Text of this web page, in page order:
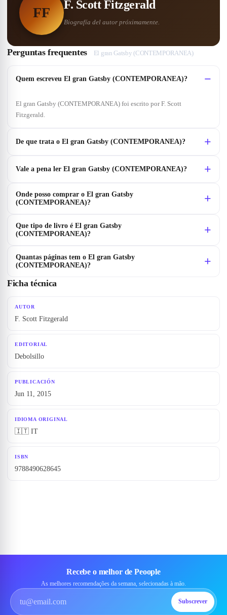
FF F. Scott Fitzgerald
Biografía del autor próximamente.
Perguntas frequentes El gran Gatsby (CONTEMPORANEA)
Quem escreveu El gran Gatsby (CONTEMPORANEA)?
El gran Gatsby (CONTEMPORANEA) foi escrito por F. Scott
Fitzgerald.
De que trata o El gran Gatsby (CONTEMPORANEA)?
Vale a pena ler El gran Gatsby (CONTEMPORANEA)?
Onde posso comprar o El gran Gatsby
(CONTEMPORANEA)?
Que tipo de livro é El gran Gatsby
(CONTEMPORANEA)?
Quantas páginas tem o El gran Gatsby
(CONTEMPORANEA)?
Ficha técnica
AUTOR
F. Scott Fitzgerald
EDITORIAL
Debolsillo
PUBLICACIÓN
Jun 11, 2015
IDIOMA ORIGINAL
🇮🇹 IT
ISBN
9788490628645
Recebe o melhor de Peoople
As melhores recomendações da semana, selecionadas à mão.
Subscrever